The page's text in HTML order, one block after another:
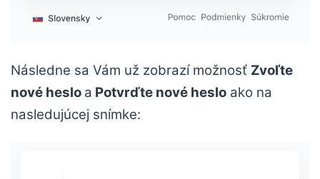
Následne sa Vám už zobrazí možnosť Zvoľte
nové heslo a Potvrďte nové heslo ako na
nasledujúcej snímke: